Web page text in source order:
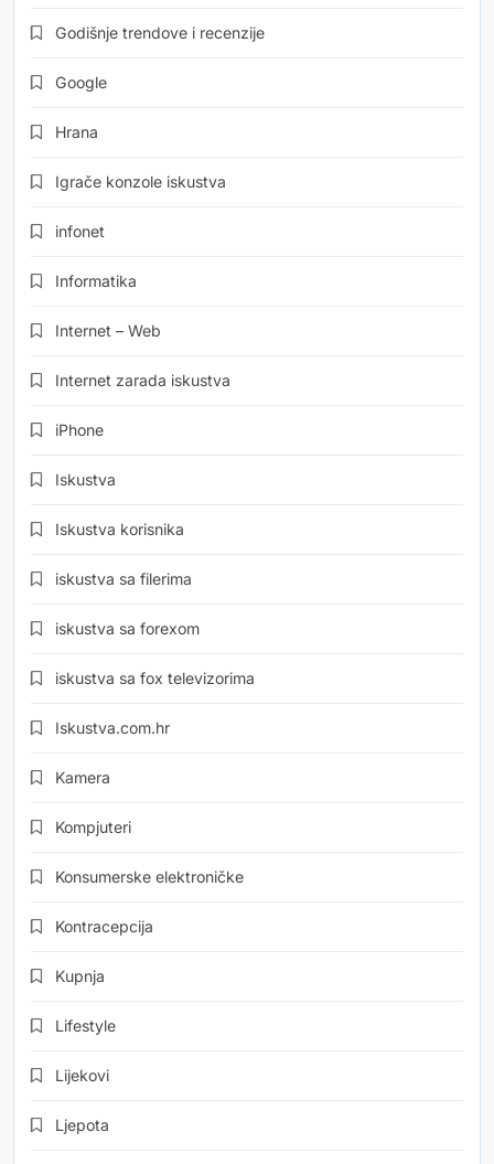
Godišnje trendove i recenzije
Google
Hrana
Igrače konzole iskustva
infonet
Informatika
Internet – Web
Internet zarada iskustva
iPhone
Iskustva
Iskustva korisnika
iskustva sa filerima
iskustva sa forexom
iskustva sa fox televizorima
Iskustva.com.hr
Kamera
Kompjuteri
Konsumerske elektroničke
Kontracepcija
Kupnja
Lifestyle
Lijekovi
Ljepota